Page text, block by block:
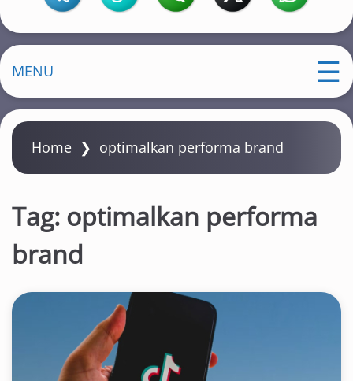
MENU
Home ❯ optimalkan performa brand
Tag: optimalkan performa
brand